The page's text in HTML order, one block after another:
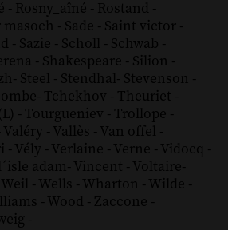
- Rosny_aîné - Rostand -
masoch - Sade - Saint victor -
- Sazie - Scholl - Schwab -
- Shakespeare - Silion -
- Steel - Stendhal- Stevenson -
- Tchekhov - Theuriet -
- Tourgueniev - Trollope -
Valéry - Vallès - Van offel -
- Vély - Verlaine - Verne - Vidocq -
adam- Vincent - Voltaire-
Weil - Wells - Wharton - Wilde -
- Wood - Zaccone -
-